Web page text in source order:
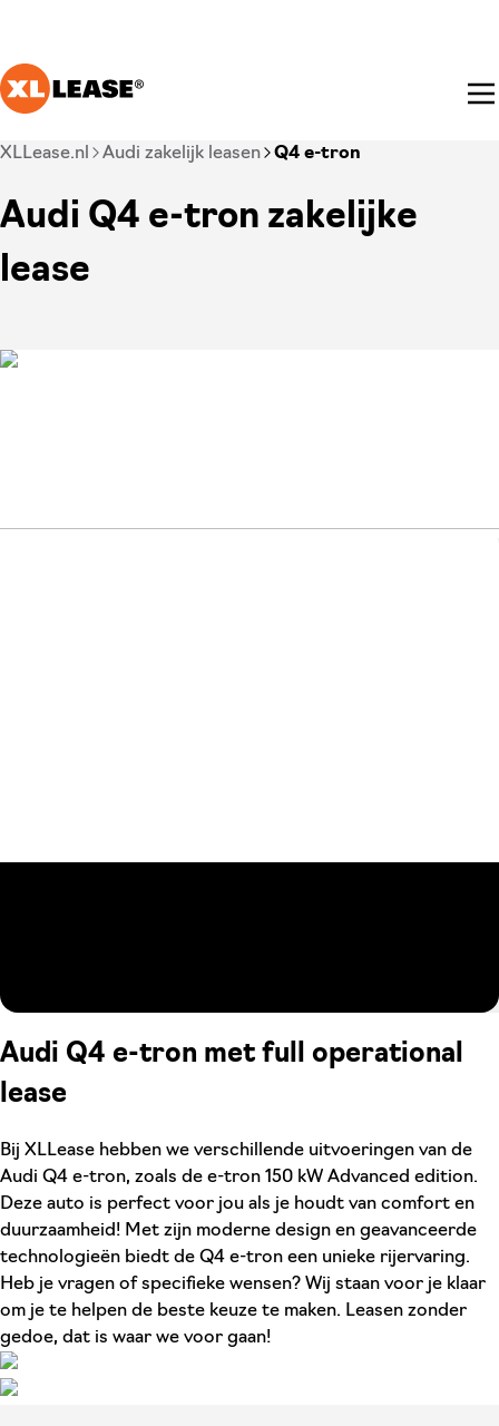
Je bent nu voorbij het hoofdmenu
XLLease.nl Audi zakelijk leasen Q4 e-tron
Audi Q4 e-tron zakelijke
lease
Audi Q4 e-tron met full operational
lease
Bij XLLease hebben we verschillende uitvoeringen van de
Audi Q4 e-tron, zoals de e-tron 150 kW Advanced edition.
Deze auto is perfect voor jou als je houdt van comfort en
duurzaamheid! Met zijn moderne design en geavanceerde
technologieën biedt de Q4 e-tron een unieke rijervaring.
Heb je vragen of specifieke wensen? Wij staan voor je klaar
om je te helpen de beste keuze te maken. Leasen zonder
gedoe, dat is waar we voor gaan!